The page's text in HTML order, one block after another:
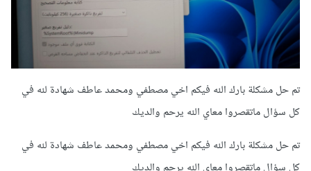
تم حل مشكلة بارك الله فيكم اخي مصطفي ومحمد عاطف شهادة لله في
كل سؤال ماتقصروا معاي الله يرحم والديك
تم حل مشكلة بارك الله فيكم اخي مصطفي ومحمد عاطف شهادة لله في